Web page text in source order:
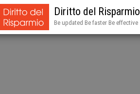
Diritto del Risparmio
Be updated Be faster Be effective